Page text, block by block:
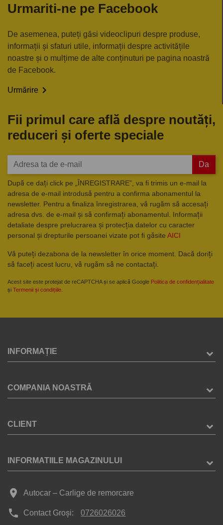
Urmariti-ne pe Facebook
De asemenea, puteți găsi videoclipuri despre produse,
informații și sfaturi utile, informații despre activitățile
noastre și o mulțime de alte conținuturi pe pagina noastră
de Facebook.
Urmărire 
Fii primul care află despre noutăți,
reduceri și oferte speciale
Da
După ce dați click pe „ÎNREGISTRARE”, va fi trimis un e-mail la
adresa de e-mail introdusă pentru a confirma abonamentul la
newsletter. Pentru a finaliza înregistrarea, vă rugăm să accesați
adresa dvs. de e-mail și să confirmați abonamentul. Informații
detaliate despre prelucrarea și protecția datelor cu caracter
personal și drepturile persoanei vizate pot fi găsite AICI
Vă puteți dezabona de la newsletter în orice moment. Dacă doriți
să faceți acest lucru, vă rugăm să ne contactați.
Acest site este protejat de reCAPTCHA și se aplică Google Politica de confidențialitate
și Termenii și condițiile
INFORMAȚIE
COMPANIA NOASTRĂ
CLIENT
INFORMATIILE MAGAZINULUI
place Autocar – Carlige de remorcare
phone Contact Groși: 0726026026